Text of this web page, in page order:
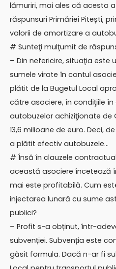
lămuriri, mai ales că acesta
răspunsuri Primăriei Pitești,
valorii de amortizare a
# Sunteţi mulţumit de
– Din nefericire, situaţia este
sumele virate în contul
plătit de la Bugetul Local
către asociere, în condiţiile
autobuzelor achiziţionate de
13,6 milioane de euro. Deci,
a plătit efectiv autobuzele…
# Însă în clauzele
această asociere încetează
mai este profitabilă. Cum
injectarea lunară cu sume
publici?
– Profit s-a obținut, într-
subvenției. Subvenția este
găsit formula. Dacă n-ar fi